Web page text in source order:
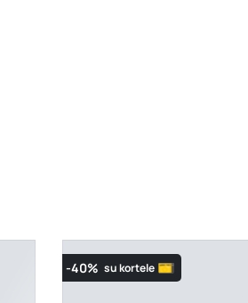
-40% su kortele